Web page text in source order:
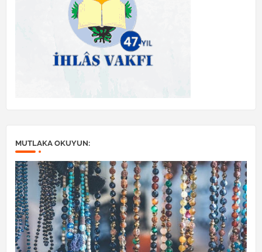
MUTLAKA OKUYUN: